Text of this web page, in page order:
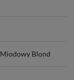
Blond